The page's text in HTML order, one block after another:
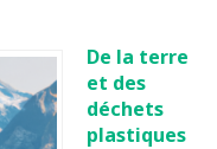
De la terre
et des
déchets
plastiques